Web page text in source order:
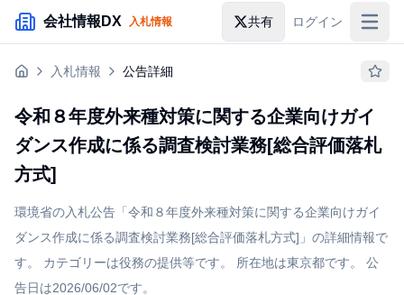
メインコンテンツにスキップ
会社情報DX 入札情報 共有 ログイン
入札情報
助成金・補助金
企業検索
入札情報 公告詳細
令和８年度外来種対策に関する企業向けガイ
ダンス作成に係る調査検討業務[総合評価落札
方式]
環境省の入札公告「令和８年度外来種対策に関する企業向けガイ
ダンス作成に係る調査検討業務[総合評価落札方式]」の詳細情報で
す。 カテゴリーは役務の提供等です。 所在地は東京都です。 公
告日は2026/06/02です。